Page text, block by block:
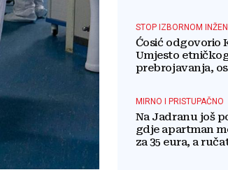
STOP IZBORNOM
Ćosić odgovorio
Umjesto
prebrojavanja,
MIRNO I PRISTUPAČNO
Na Jadranu još
gdje apartman
za 35 eura, a